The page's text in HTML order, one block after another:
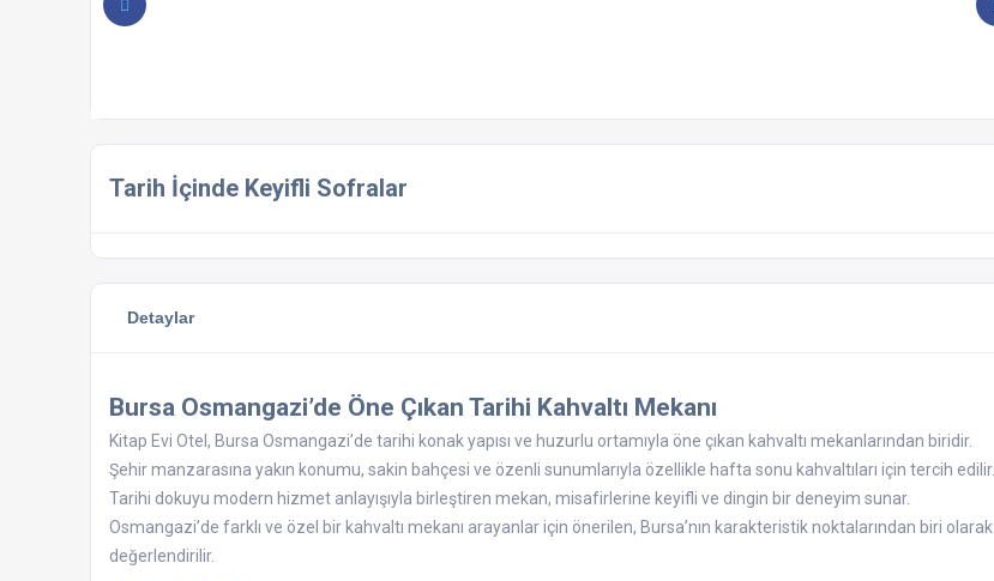
Tarih İçinde Keyifli Sofralar
Detaylar
Bursa Osmangazi’de Öne Çıkan Tarihi Kahvaltı Mekanı
Kitap Evi Otel, Bursa Osmangazi’de tarihi konak yapısı ve huzurlu ortamıyla öne çıkan kahvaltı mekanlarından biridir.
Şehir manzarasına yakın konumu, sakin bahçesi ve özenli sunumlarıyla özellikle hafta sonu kahvaltıları için tercih edilir.
Tarihi dokuyu modern hizmet anlayışıyla birleştiren mekan, misafirlerine keyifli ve dingin bir deneyim sunar.
Osmangazi’de farklı ve özel bir kahvaltı mekanı arayanlar için önerilen, Bursa’nın karakteristik noktalarından biri olarak
değerlendirilir.